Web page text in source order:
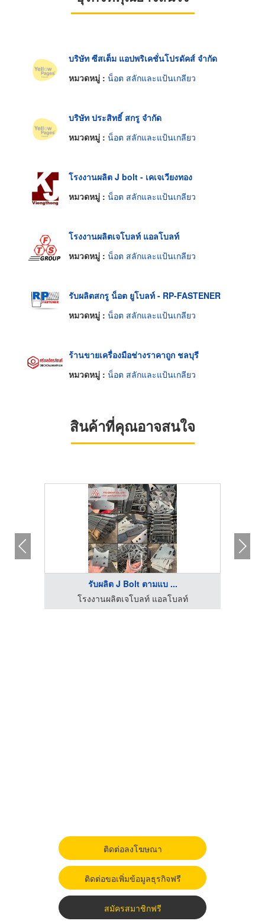
บริษัท ซีสเต็ม แอปพริเคชั่นโปรดัคส์ จำกัด
หมวดหมู่ : น็อต สลักและแป้นเกลียว
บริษัท ประสิทธิ์ สกรู จำกัด
หมวดหมู่ : น็อต สลักและแป้นเกลียว
โรงงานผลิต J bolt - เคเจเวียงทอง
หมวดหมู่ : น็อต สลักและแป้นเกลียว
โรงงานผลิตเจโบลท์ แอลโบลท์
หมวดหมู่ : น็อต สลักและแป้นเกลียว
รับผลิตสกรู น็อต ยูโบลท์ - RP-FASTENER
หมวดหมู่ : น็อต สลักและแป้นเกลียว
ร้านขายเครื่องมือช่างราคาถูก ชลบุรี
หมวดหมู่ : น็อต สลักและแป้นเกลียว
สินค้าที่คุณอาจสนใจ
รับผลิต J Bolt ตามแบ ...
โรงงานผลิตเจโบลท์ แอลโบลท์
ติดต่อลงโฆษณา
ติดต่อขอเพิ่มข้อมูลธุรกิจฟรี
สมัครสมาชิกฟรี